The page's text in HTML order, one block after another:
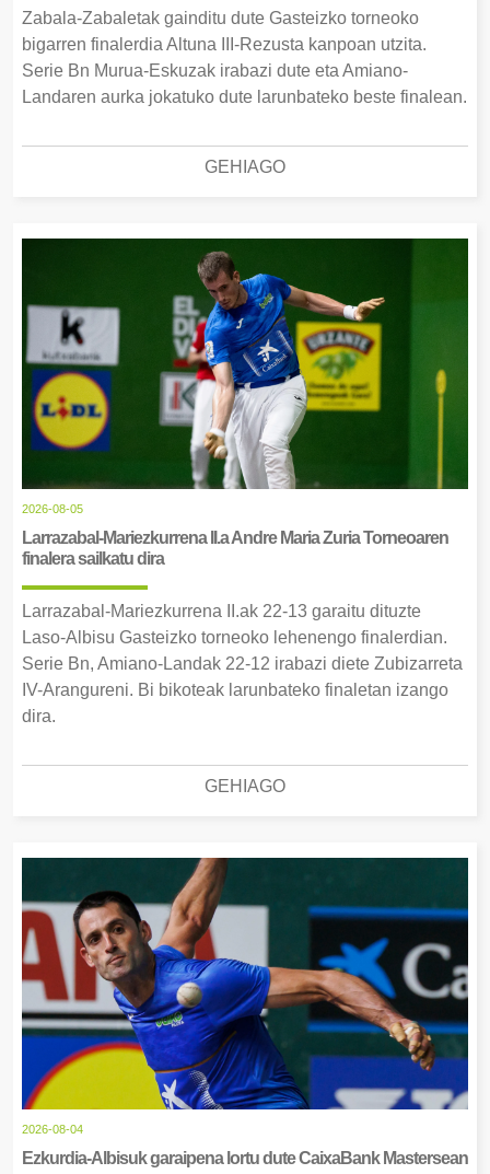
Zabala-Zabaletak gainditu dute Gasteizko torneoko
bigarren finalerdia Altuna III-Rezusta kanpoan utzita.
Serie Bn Murua-Eskuzak irabazi dute eta Amiano-
Landaren aurka jokatuko dute larunbateko beste finalean.
GEHIAGO
2026-08-05
Larrazabal-Mariezkurrena II.a Andre Maria Zuria Torneoaren
finalera sailkatu dira
Larrazabal-Mariezkurrena II.ak 22-13 garaitu dituzte
Laso-Albisu Gasteizko torneoko lehenengo finalerdian.
Serie Bn, Amiano-Landak 22-12 irabazi diete Zubizarreta
IV-Arangureni. Bi bikoteak larunbateko finaletan izango
dira.
GEHIAGO
2026-08-04
Ezkurdia-Albisuk garaipena lortu dute CaixaBank Mastersean